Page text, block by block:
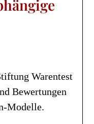
Warentest
Bewertungen
Modelle.